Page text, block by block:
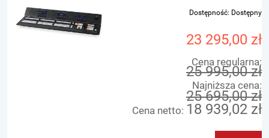
Dostępność: Dostępny
23 295,00 zł
Cena regularna:
25 995,00 zł
Najniższa cena:
25 695,00 zł
Cena netto: 18 939,02 zł